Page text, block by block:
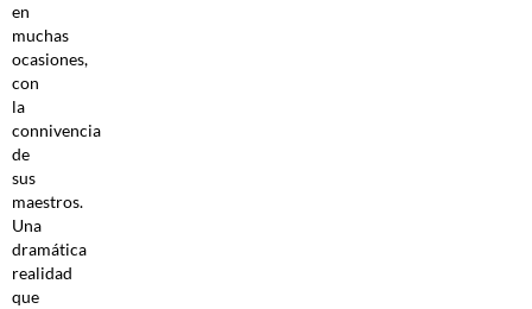
en
muchas
ocasiones,
con
la
connivencia
de
sus
maestros.
Una
dramática
realidad
que